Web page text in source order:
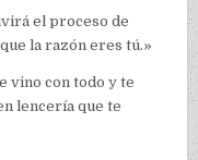
el proceso de
la razón eres tú.»
vino con todo y te
lencería que te